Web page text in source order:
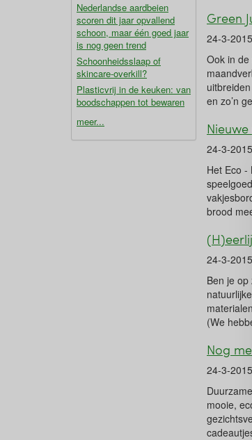
Nederlandse aardbeien
scoren dit jaar opvallend
schoon, maar één goed jaar
is nog geen trend
Schoonheidsslaap of
skincare-overkill?
Plasticvrij in de keuken: van
boodschappen tot bewaren
meer...
Green
24-3-
Ook in
en zo’n
24-3-
Het Eco -
brood
24-3-
Ben je
(We
Nog
24-3-
mooie,